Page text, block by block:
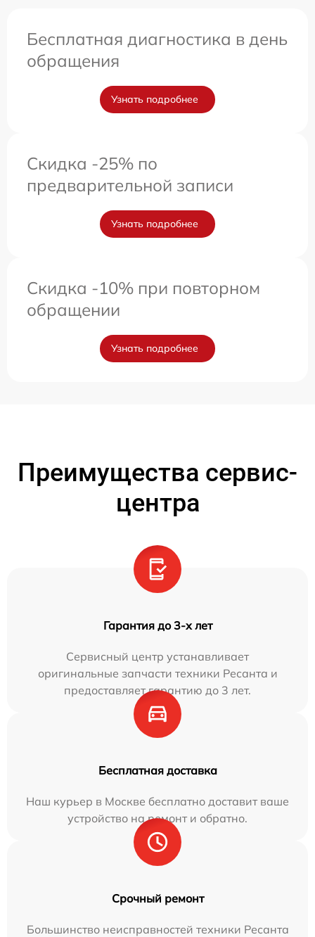
Бесплатная диагностика в день
обращения
Узнать подробнее
Скидка -25% по
предварительной записи
Узнать подробнее
Скидка -10% при повторном
обращении
Узнать подробнее
Преимущества сервис-
центра
Гарантия до 3-х лет
Сервисный центр устанавливает
оригинальные запчасти техники Ресанта и
предоставляет гарантию до 3 лет.
Бесплатная доставка
Наш курьер в Москве бесплатно доставит ваше
устройство на ремонт и обратно.
Срочный ремонт
Большинство неисправностей техники Ресанта